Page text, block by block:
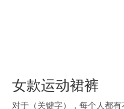
女款运动裙裤
对于（关键字），每个人都